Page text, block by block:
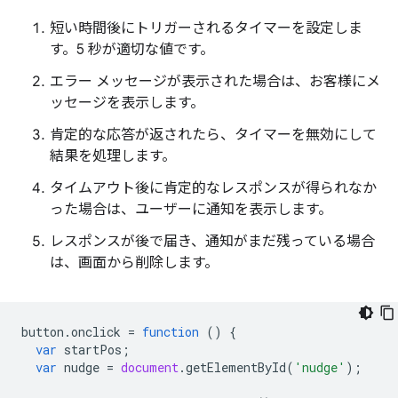
短い時間後にトリガーされるタイマーを設定しま
す。5 秒が適切な値です。
エラー メッセージが表示された場合は、お客様にメ
ッセージを表示します。
肯定的な応答が返されたら、タイマーを無効にして
結果を処理します。
タイムアウト後に肯定的なレスポンスが得られなか
った場合は、ユーザーに通知を表示します。
レスポンスが後で届き、通知がまだ残っている場合
は、画面から削除します。
button .onclick = function ()
{
var startPos ;
var nudge = document .getElementById( 'nudge' );